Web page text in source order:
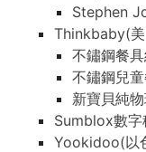
Stephen
Thinkbaby(
不鏽鋼餐具
不鏽鋼兒
新寶貝純
Sumblox數字
Yookidoo(以